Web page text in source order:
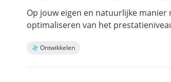
Op jouw eigen en natuurlijke
optimaliseren van het
Ontwikkelen